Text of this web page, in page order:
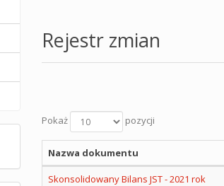
Rejestr zmian
Pokaż pozycji
Nazwa dokumentu
Skonsolidowany Bilans JST - 2021 rok